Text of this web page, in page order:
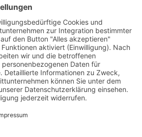
Frau Steffi Hess
09543 / 65193
Diese E-Mail-Adresse ist vor Spambots
geschützt! Zur Anzeige muss JavaScript
eingeschaltet sein.
E-Mail